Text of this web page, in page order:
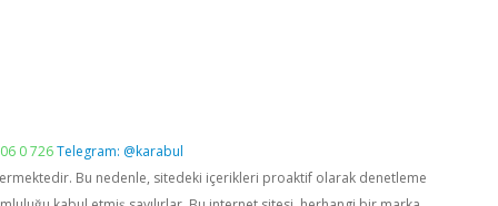
0 726Telegram: @karabul
Bu nedenle, sitedeki içerikleri proaktif olarak denetleme